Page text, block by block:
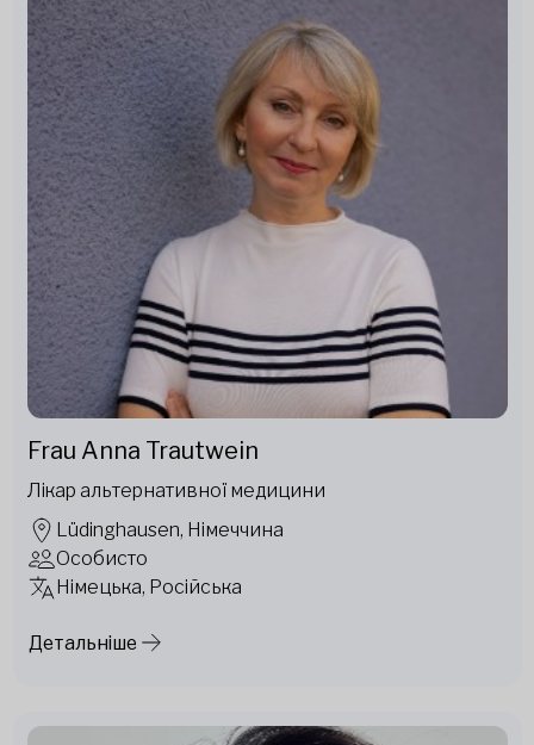
Frau Anna Trautwein
Лікар альтернативної медицини
Lüdinghausen, Німеччина
Особисто
Німецька, Російська
Детальніше